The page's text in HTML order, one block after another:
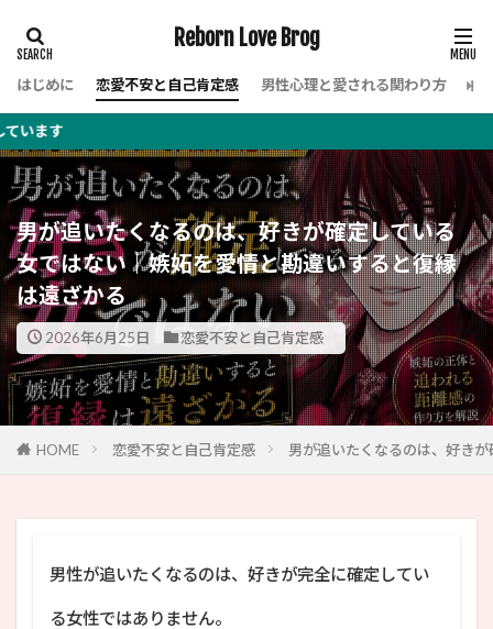
Reborn Love Brog
はじめに 恋愛不安と自己肯定感 男性心理と愛される関わり方 女
男が追いたくなるのは、好きが確定している
女ではない｜嫉妬を愛情と勘違いすると復縁
は遠ざかる
2026年6月25日 恋愛不安と自己肯定感
HOME 恋愛不安と自己肯定感 男が追いたくなるのは、好き
男性が追いたくなるのは、好きが完全に確定してい
る女性ではありません。